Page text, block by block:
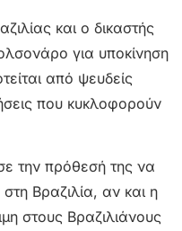
και ο δικαστής
για υποκίνηση
από ψευδείς
που κυκλοφορούν
την πρόθεσή της να
στη Βραζιλία, αν και η
στους Βραζιλιάνους